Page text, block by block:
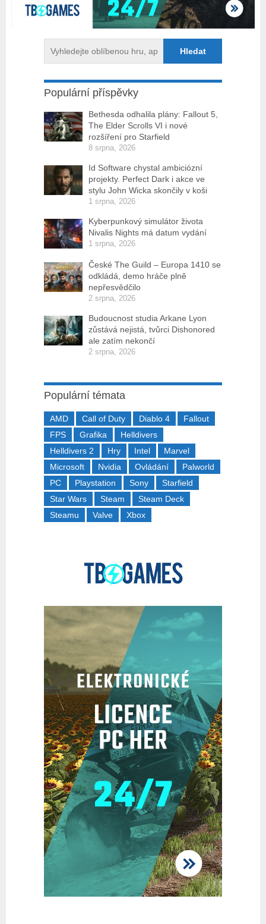
Populární příspěvky
Bethesda odhalila plány: Fallout 5,
The Elder Scrolls VI i nové
rozšíření pro Starfield
8 srpna, 2026
Id Software chystal ambiciózní
projekty. Perfect Dark i akce ve
stylu John Wicka skončily v koši
1 srpna, 2026
Kyberpunkový simulátor života
Nivalis Nights má datum vydání
1 srpna, 2026
České The Guild – Europa 1410 se
odkládá, demo hráče plně
nepřesvědčilo
2 srpna, 2026
Budoucnost studia Arkane Lyon
zůstává nejistá, tvůrci Dishonored
ale zatím nekončí
2 srpna, 2026
Populární témata
AMD Call of Duty Diablo 4
Fallout
FPS
Grafika
Helldivers
Helldivers 2
Hry Intel
Marvel
Microsoft
Nvidia Ovládání
Palworld
PC
Playstation Sony
Starfield
Star Wars
Steam
Steam Deck
Steamu
Valve Xbox